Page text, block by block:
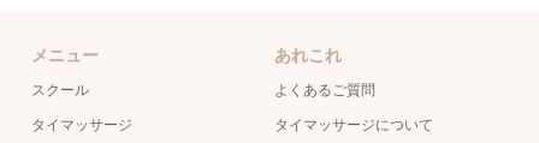
メニュー
スクール
タイマッサージ
あれこれ
よくあるご質問
タイマッサージについて